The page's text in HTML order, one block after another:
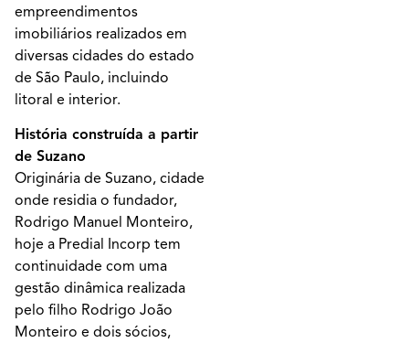
empreendimentos
imobiliários realizados em
diversas cidades do estado
de São Paulo, incluindo
litoral e interior.
História construída a partir
de Suzano
Originária de Suzano, cidade
onde residia o fundador,
Rodrigo Manuel Monteiro,
hoje a Predial Incorp tem
continuidade com uma
gestão dinâmica realizada
pelo filho Rodrigo João
Monteiro e dois sócios,